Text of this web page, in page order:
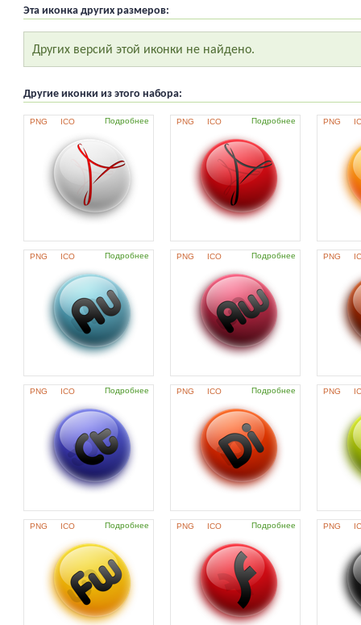
Эта иконка других размеров:
Других версий этой иконки не найдено.
Другие иконки из этого набора:
PNG ICO Подробнее PNG ICO Подробнее PNG
PNG ICO Подробнее PNG ICO Подробнее PNG
PNG ICO Подробнее PNG ICO Подробнее PNG
PNG ICO Подробнее PNG ICO Подробнее PNG